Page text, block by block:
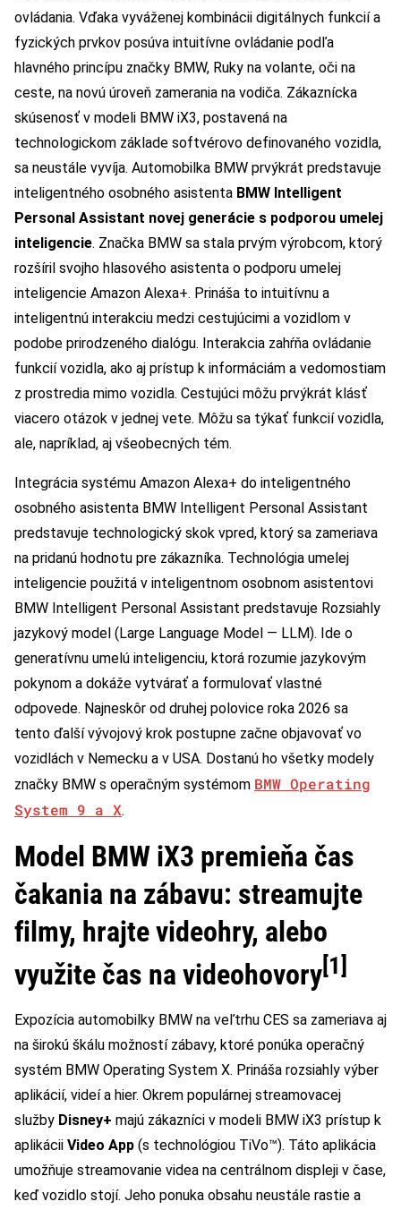
ovládania. Vďaka vyváženej kombinácii digitálnych funkcií a
fyzických prvkov posúva intuitívne ovládanie podľa
hlavného princípu značky BMW, Ruky na volante, oči na
ceste, na novú úroveň zamerania na vodiča. Zákaznícka
skúsenosť v modeli BMW iX3, postavená na
technologickom základe softvérovo definovaného vozidla,
sa neustále vyvíja. Automobilka BMW prvýkrát predstavuje
inteligentného osobného asistenta BMW Intelligent
Personal Assistant novej generácie s podporou umelej
inteligencie. Značka BMW sa stala prvým výrobcom, ktorý
rozšíril svojho hlasového asistenta o podporu umelej
inteligencie Amazon Alexa+. Prináša to intuitívnu a
inteligentnú interakciu medzi cestujúcimi a vozidlom v
podobe prirodzeného dialógu. Interakcia zahŕňa ovládanie
funkcií vozidla, ako aj prístup k informáciám a vedomostiam
z prostredia mimo vozidla. Cestujúci môžu prvýkrát klásť
viacero otázok v jednej vete. Môžu sa týkať funkcií vozidla,
ale, napríklad, aj všeobecných tém.
Integrácia systému Amazon Alexa+ do inteligentného
osobného asistenta BMW Intelligent Personal Assistant
predstavuje technologický skok vpred, ktorý sa zameriava
na pridanú hodnotu pre zákazníka. Technológia umelej
inteligencie použitá v inteligentnom osobnom asistentovi
BMW Intelligent Personal Assistant predstavuje Rozsiahly
jazykový model (Large Language Model — LLM). Ide o
generatívnu umelú inteligenciu, ktorá rozumie jazykovým
pokynom a dokáže vytvárať a formulovať vlastné
odpovede. Najneskôr od druhej polovice roka 2026 sa
tento ďalší vývojový krok postupne začne objavovať vo
vozidlách v Nemecku a v USA. Dostanú ho všetky modely
značky BMW s operačným systémom BMW Operating
System 9 a X.
Model BMW iX3 premieňa čas
čakania na zábavu: streamujte
filmy, hrajte videohry, alebo
využite čas na videohovory[1]
Expozícia automobilky BMW na veľtrhu CES sa zameriava aj
na širokú škálu možností zábavy, ktoré ponúka operačný
systém BMW Operating System X. Prináša rozsiahly výber
aplikácií, videí a hier. Okrem populárnej streamovacej
služby Disney+ majú zákazníci v modeli BMW iX3 prístup k
aplikácii Video App (s technológiou TiVo™). Táto aplikácia
umožňuje streamovanie videa na centrálnom displeji v čase,
keď vozidlo stojí. Jeho ponuka obsahu neustále rastie a